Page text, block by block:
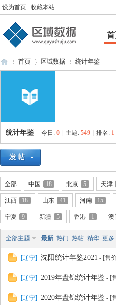
设为首页 收藏本站
域
首页
›
区域数据 统计年鉴
统计年鉴 今日: 0 主题: 549 排名: 1
全部 中国 18 北京 5 天津
江西 18 山东 41 河南 15
宁夏 9 新疆 5 香港 1 澳
全部主题 最新 热门 热帖 精华 更多
[辽宁] 沈阳统计年鉴2021 - [售
[辽宁] 2019年盘锦统计年鉴 - [
[辽宁] 2020年盘锦统计年鉴 - [